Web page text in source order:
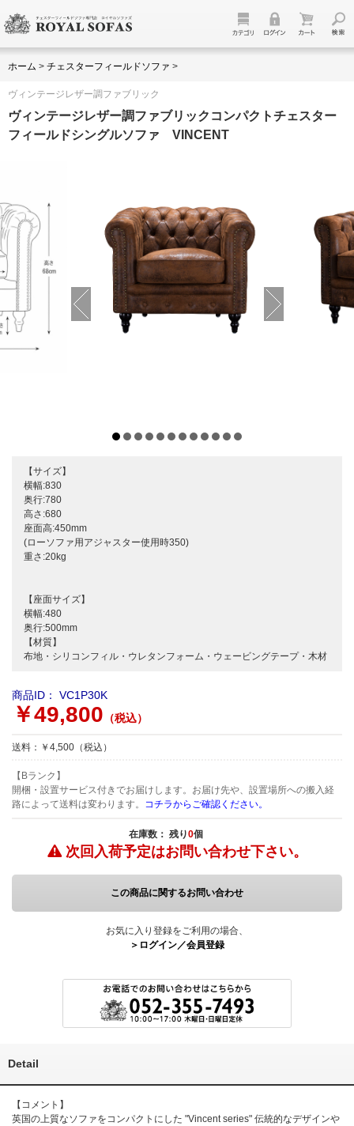
ホーム > チェスターフィールドソファ >
ヴィンテージレザー調ファブリック
ヴィンテージレザー調ファブリックコンパクトチェスター
フィールドシングルソファ VINCENT
【サイズ】
横幅:830
奥行:780
高さ:680
座面高:450mm
(ローソファ用アジャスター使用時350)
重さ:20kg
【座面サイズ】
横幅:480
奥行:500mm
【材質】
布地・シリコンフィル・ウレタンフォーム・ウェービングテープ・木材
商品ID： VC1P30K
￥49,800 （税込）
送料：￥4,500（税込）
【Bランク】
開梱・設置サービス付きでお届けします。お届け先や、設置場所への搬入経
路によって送料は変わります。 コチラからご確認ください。
在庫数： 残り0個
次回入荷予定はお問い合わせ下さい。
この商品に関するお問い合わせ
お気に入り登録をご利用の場合、
＞ログイン／会員登録
Detail
【コメント】
英国の上質なソファをコンパクトにした "Vincent series" 伝統的なデザインや